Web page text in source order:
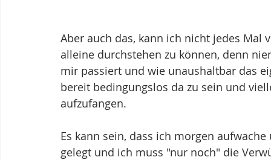
Aber auch das, kann ich nicht jedes Mal
alleine durchstehen zu können, denn
mir passiert und wie unaushaltbar das
bereit bedingungslos da zu sein und
aufzufangen.
Es kann sein, dass ich morgen
gelegt und ich muss "nur noch" die